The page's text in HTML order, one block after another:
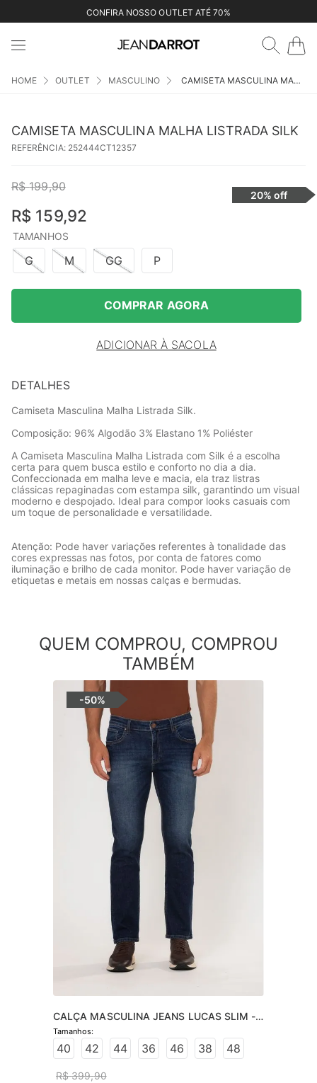
CONFIRA NOSSO OUTLET ATÉ 70%
OUTLET MASCULINO CAMISETA MASCULINA MALHA LISTRADA SILK
CAMISETA MASCULINA MALHA LISTRADA SILK
REFERÊNCIA: 252444CT12357
R$ 199,90
R$ 159,92
20% off
TAMANHOS
G M GG P
COMPRAR AGORA
ADICIONAR À SACOLA
DETALHES
Camiseta Masculina Malha Listrada Silk.
Composição: 96% Algodão 3% Elastano 1% Poliéster
A Camiseta Masculina Malha Listrada com Silk é a escolha
certa para quem busca estilo e conforto no dia a dia.
Confeccionada em malha leve e macia, ela traz listras
clássicas repaginadas com estampa silk, garantindo um visual
moderno e despojado. Ideal para compor looks casuais com
um toque de personalidade e versatilidade.
Atenção: Pode haver variações referentes à tonalidade das
cores expressas nas fotos, por conta de fatores como
iluminação e brilho de cada monitor. Pode haver variação de
etiquetas e metais em nossas calças e bermudas.
QUEM COMPROU, COMPROU
TAMBÉM
-50%
CALÇA MASCULINA JEANS LUCAS SLIM -
JEANS ESCURO
40 42 44 36 46 38 48
R$ 399,90